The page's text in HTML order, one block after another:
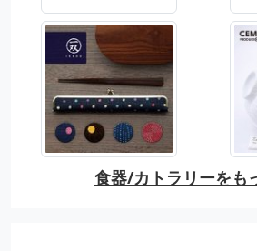
食器/カトラリーをも